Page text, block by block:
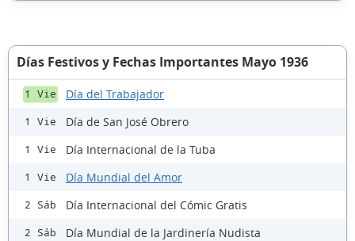
Días Festivos y Fechas Importantes Mayo 1936
1 Vie Día del Trabajador
1 Vie Día de San José Obrero
1 Vie Día Internacional de la Tuba
1 Vie Día Mundial del Amor
2 Sáb Día Internacional del Cómic Gratis
2 Sáb Día Mundial de la Jardinería Nudista